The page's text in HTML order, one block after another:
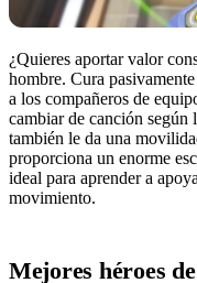
¿Quieres aportar valor
hombre. Cura
a los compañeros de
cambiar de canción
también le da una
proporciona un enorme
ideal para aprender a
movimiento.
Mejores héroes